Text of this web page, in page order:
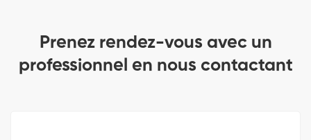
Prenez rendez-vous avec un
professionnel en nous contactant